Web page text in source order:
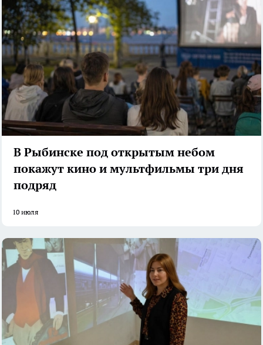
В Рыбинске под открытым небом
покажут кино и мультфильмы три дня
подряд
10 июля